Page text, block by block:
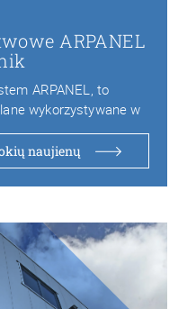
ARPANEL
ARPANEL, to
wykorzystywane w
naujienų